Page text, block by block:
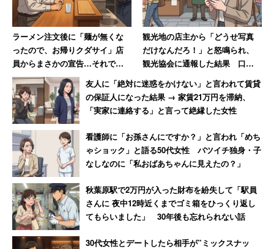
ラーメン注文後に「麺が無くな
ったので、お帰りクダサイ」店
員からまさかの宣告…それでも
40代男性が怒らなかった理由
観光地の店主から「どうせ写真
だけなんだろ！」と怒鳴られ、
観光協会に通報した結果 口コ
ミには外国人からの悲痛な声も
【後編】
友人に「絶対に迷惑をかけない」と言われて賃貸
の保証人になった結果 → 家賃21万円を滞納、
「実家に連絡する」と言って絶縁した女性
看護師に「お孫さんにですか？」と言われ「めち
ゃショック」と語る50代女性 バツイチ独身・子
なしなのに「私おばあちゃんに見えたの？」
秋葉原駅で2万円が入った財布を紛失して「駅員
さんに 夜中12時近くまでゴミ箱をひっくり返し
てもらいました」 30年後も忘れられない話
30代女性とデートしたら相手が”ミックスナッ